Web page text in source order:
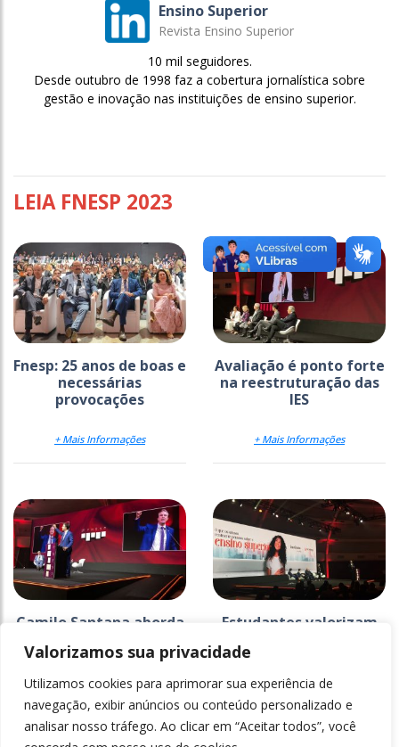
Valorizamos sua privacidade
Utilizamos cookies para aprimorar sua experiência de
navegação, exibir anúncios ou conteúdo personalizado e
analisar nosso tráfego. Ao clicar em “Aceitar todos”, você
Ensino Superior
Revista Ensino Superior
10 mil seguidores.
Desde outubro de 1998 faz a cobertura jornalística sobre
gestão e inovação nas instituições de ensino superior.
LEIA FNESP 2023
Fnesp: 25 anos de boas e
necessárias
provocações
+ Mais Informações
Avaliação é ponto forte
na reestruturação das
IES
+ Mais Informações
Camilo Santana aborda
primeira manhã do
+ Mais Informações
Estudantes valorizam
parcerias com
+ Mais Informações